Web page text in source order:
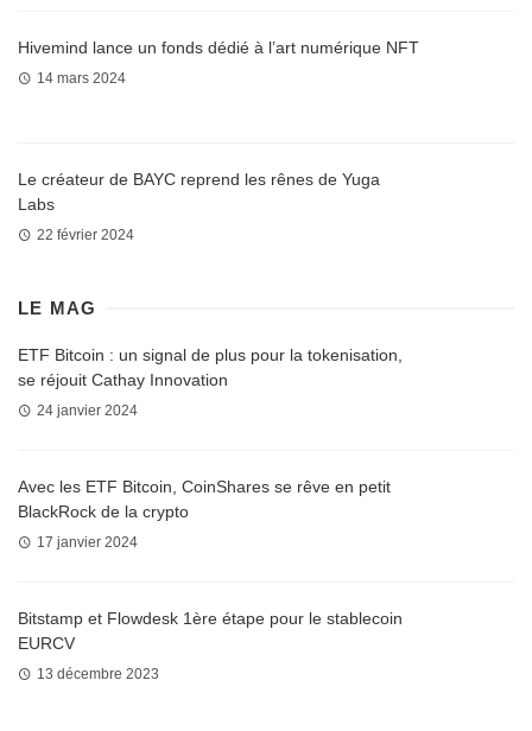
Hivemind lance un fonds dédié à l’art numérique NFT
14 mars 2024
Le créateur de BAYC reprend les rênes de Yuga
Labs
22 février 2024
LE MAG
ETF Bitcoin : un signal de plus pour la tokenisation,
se réjouit Cathay Innovation
24 janvier 2024
Avec les ETF Bitcoin, CoinShares se rêve en petit
BlackRock de la crypto
17 janvier 2024
Bitstamp et Flowdesk 1ère étape pour le stablecoin
EURCV
13 décembre 2023